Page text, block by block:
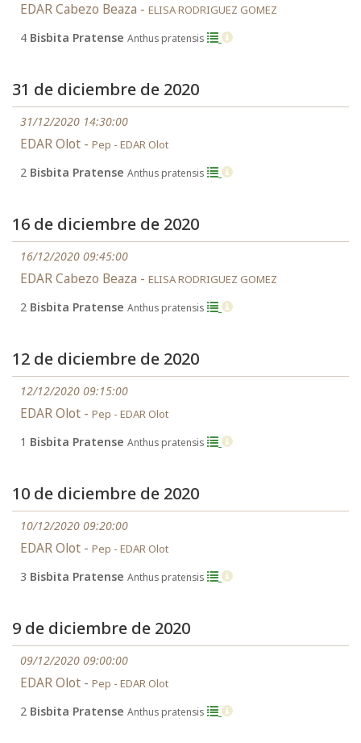
EDAR Cabezo Beaza - ELISA RODRIGUEZ GOMEZ
4 Bisbita Pratense Anthus pratensis
31 de diciembre de 2020
31/12/2020 14:30:00
EDAR Olot - Pep - EDAR Olot
2 Bisbita Pratense Anthus pratensis
16 de diciembre de 2020
16/12/2020 09:45:00
EDAR Cabezo Beaza - ELISA RODRIGUEZ GOMEZ
2 Bisbita Pratense Anthus pratensis
12 de diciembre de 2020
12/12/2020 09:15:00
EDAR Olot - Pep - EDAR Olot
1 Bisbita Pratense Anthus pratensis
10 de diciembre de 2020
10/12/2020 09:20:00
EDAR Olot - Pep - EDAR Olot
3 Bisbita Pratense Anthus pratensis
9 de diciembre de 2020
09/12/2020 09:00:00
EDAR Olot - Pep - EDAR Olot
2 Bisbita Pratense Anthus pratensis